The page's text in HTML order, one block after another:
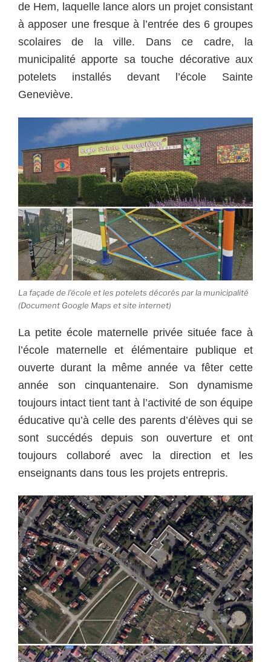
de Hem, laquelle lance alors un projet consistant
à apposer une fresque à l’entrée des 6 groupes
scolaires de la ville. Dans ce cadre, la
municipalité apporte sa touche décorative aux
potelets installés devant l’école Sainte
Geneviève.
La façade de l’école et les potelets décorés par la municipalité
(Document Google Maps et site internet)
La petite école maternelle privée située face à
l’école maternelle et élémentaire publique et
ouverte durant la même année va fêter cette
année son cinquantenaire. Son dynamisme
toujours intact tient tant à l’activité de son équipe
éducative qu’à celle des parents d’élèves qui se
sont succédés depuis son ouverture et ont
toujours collaboré avec la direction et les
enseignants dans tous les projets entrepris.